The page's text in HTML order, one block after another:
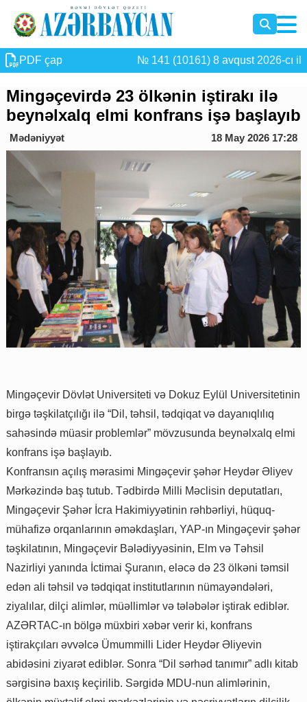
PDF çap № 141 (10161) 8 avqust 2026-cı il
Mingəçevirdə 23 ölkənin iştirakı ilə
beynəlxalq elmi konfrans işə başlayıb
Mədəniyyət 18 May 2026 17:28
Mingəçevir Dövlət Universiteti və Dokuz Eylül Universitetinin
birgə təşkilatçılığı ilə “Dil, təhsil, tədqiqat və dayanıqlılıq
sahəsində müasir problemlər” mövzusunda beynəlxalq elmi
konfrans işə başlayıb.
Konfransın açılış mərasimi Mingəçevir şəhər Heydər Əliyev
Mərkəzində baş tutub. Tədbirdə Milli Məclisin deputatları,
Mingəçevir Şəhər İcra Hakimiyyətinin rəhbərliyi, hüquq-
mühafizə orqanlarının əməkdaşları, YAP-ın Mingəçevir şəhər
təşkilatının, Mingəçevir Bələdiyyəsinin, Elm və Təhsil
Nazirliyi yanında İctimai Şuranın, eləcə də 23 ölkəni təmsil
edən ali təhsil və tədqiqat institutlarının nümayəndələri,
ziyalılar, dilçi alimlər, müəllimlər və tələbələr iştirak ediblər.
AZƏRTAC-ın bölgə müxbiri xəbər verir ki, konfrans
iştirakçıları əvvəlcə Ümummilli Lider Heydər Əliyevin
abidəsini ziyarət ediblər. Sonra “Dil sərhəd tanımır” adlı kitab
sərgisinə baxış keçirilib. Sərgidə MDU-nun alimlərinin,